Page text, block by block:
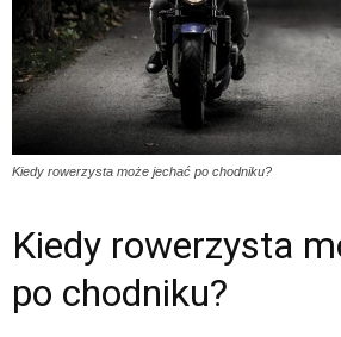
Kiedy rowerzysta może jechać po chodniku?
Kiedy rowerzysta
po chodniku?